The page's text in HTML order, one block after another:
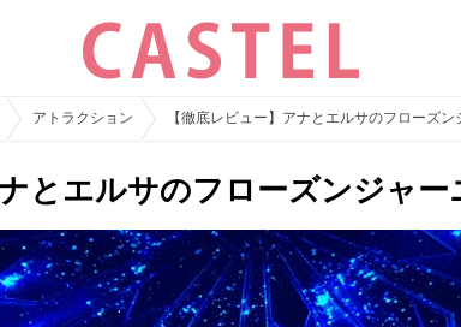
アトラクション 【徹底レビュー】アナとエルサのフローズ
とエルサのフローズンジャー